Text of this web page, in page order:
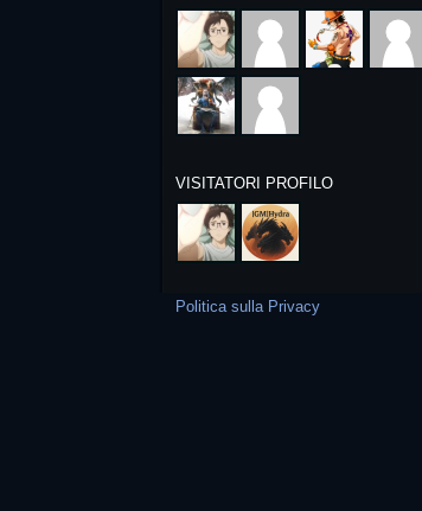
VISITATORI PROFILO
Politica sulla Privacy